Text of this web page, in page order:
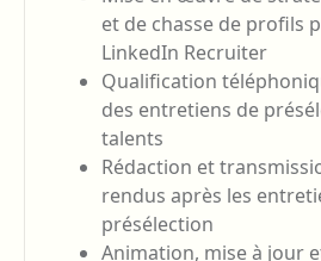
et de chasse de profils
LinkedIn Recruiter
Qualification
des entretiens de
talents
Rédaction et
rendus après les
présélection
Animation, mise à jour